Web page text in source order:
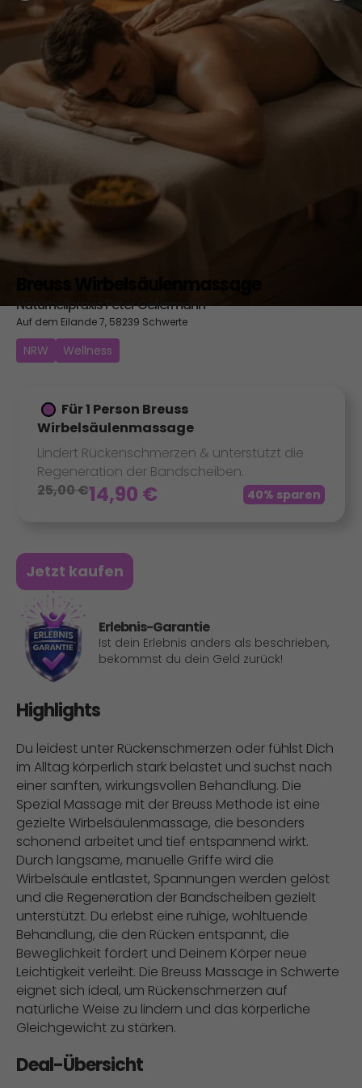
Breuss Wirbelsäulenmassage
Naturheilpraxis Peter Gellermann
Auf dem Eilande 7, 58239 Schwerte
NRW Wellness
Für 1 Person Breuss
Wirbelsäulenmassage
Lindert Rückenschmerzen & unterstützt die
Regeneration der Bandscheiben.
25,00€14,90 € 40% sparen
Jetzt kaufen
Erlebnis-Garantie
Ist dein Erlebnis anders als beschrieben,
bekommst du dein Geld zurück!
Highlights
Du leidest unter Rückenschmerzen oder fühlst Dich
im Alltag körperlich stark belastet und suchst nach
einer sanften, wirkungsvollen Behandlung. Die
Spezial Massage mit der Breuss Methode ist eine
gezielte Wirbelsäulenmassage, die besonders
schonend arbeitet und tief entspannend wirkt.
Durch langsame, manuelle Griffe wird die
Wirbelsäule entlastet, Spannungen werden gelöst
und die Regeneration der Bandscheiben gezielt
unterstützt. Du erlebst eine ruhige, wohltuende
Behandlung, die den Rücken entspannt, die
Beweglichkeit fördert und Deinem Körper neue
Leichtigkeit verleiht. Die Breuss Massage in Schwerte
eignet sich ideal, um Rückenschmerzen auf
natürliche Weise zu lindern und das körperliche
Gleichgewicht zu stärken.
Deal-Übersicht